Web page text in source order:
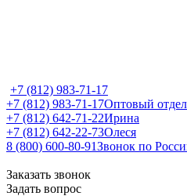
+7 (812) 983-71-17
+7 (812) 983-71-17Оптовый отдел
+7 (812) 642-71-22Ирина
+7 (812) 642-22-73Олеся
8 (800) 600-80-91Звонок по
Заказать звонок
Задать вопрос